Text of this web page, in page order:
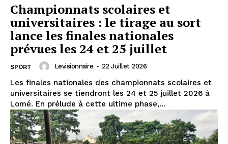
Championnats scolaires et
universitaires : le tirage au sort
lance les finales nationales
prévues les 24 et 25 juillet
SPORT Levisionnaire - 22 Juillet 2026
Les finales nationales des championnats scolaires et
universitaires se tiendront les 24 et 25 juillet 2026 à
Lomé. En prélude à cette ultime phase,...